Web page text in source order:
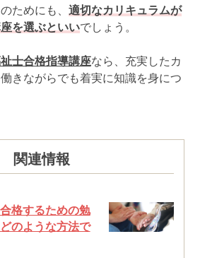
ためにも、 適切なカリキュラムが
を選ぶといいでしょう。
士合格指導講座なら、充実したカ
きながらでも着実に知識を身につ
関連情報
格するための勉
のような方法で